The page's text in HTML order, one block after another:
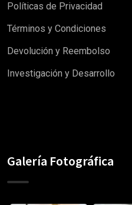
Políticas de Privacidad
Términos y Condiciones
Devolución y Reembolso
Investigación y Desarrollo
Galería Fotográfica